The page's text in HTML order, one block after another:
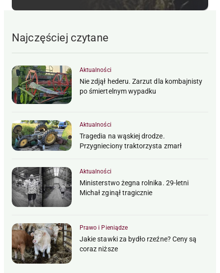
Najczęściej czytane
Aktualności
Nie zdjął hederu. Zarzut dla kombajnisty
po śmiertelnym wypadku
Aktualności
Tragedia na wąskiej drodze.
Przygnieciony traktorzysta zmarł
Aktualności
Ministerstwo żegna rolnika. 29-letni
Michał zginął tragicznie
Prawo i Pieniądze
Jakie stawki za bydło rzeźne? Ceny są
coraz niższe